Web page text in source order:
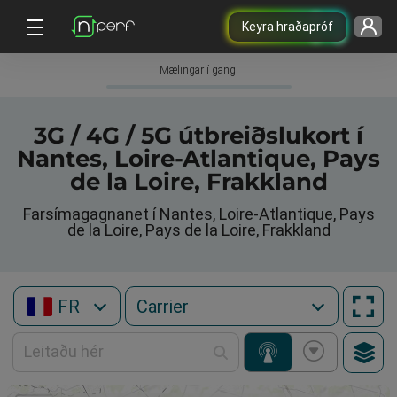
Keyra hraðapróf
Mælingar í gangi
3G / 4G / 5G útbreiðslukort í
Nantes, Loire-Atlantique, Pays
de la Loire, Frakkland
Farsímagagnanet í Nantes, Loire-Atlantique, Pays
de la Loire, Pays de la Loire, Frakkland
FR